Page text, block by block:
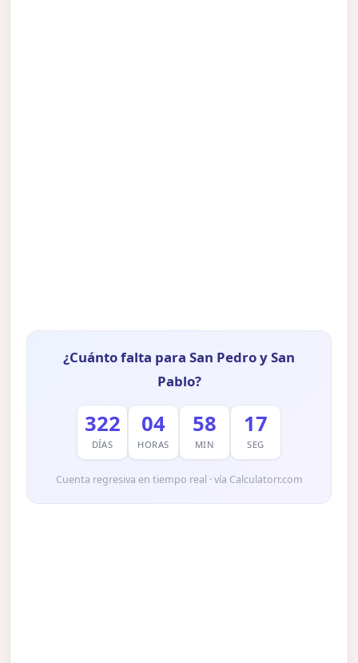
¿Cuánto falta para San Pedro y San
Pablo?
322
DÍAS
04
HORAS
58
MIN
16
SEG
Cuenta regresiva en tiempo real · vía Calculatorr.com